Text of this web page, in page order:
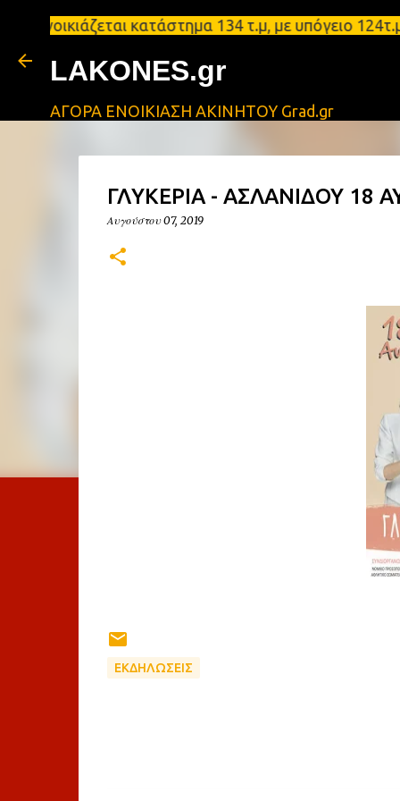
κατάστημα 134 τ.μ, με υπόγειο
LAKONES.gr
ΑΓΟΡΑ ΕΝΟΙΚΙΑΣΗ ΑΚΙΝΗΤΟΥ Grad.gr
ΓΛΥΚΕΡΙΑ - ΑΣΛΑΝΙΔΟΥ 18
Αυγούστου 07, 2019
ΕΚΔΗΛΩΣΕΙΣ